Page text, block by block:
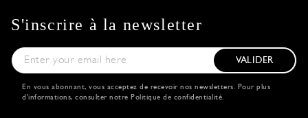
S'inscrire à la newsletter
VALIDER
En vous abonnant, vous acceptez de recevoir nos newsletters. Pour plus
d'informations, consulter notre Politique de confidentialité.